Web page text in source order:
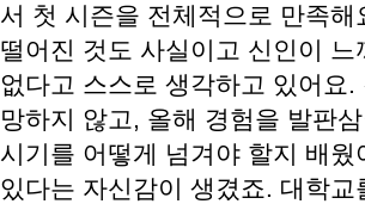
서 첫 시즌을 전체적으로 만족
떨어진 것도 사실이고 신인이
없다고 스스로 생각하고 있어요
망하지 않고, 올해 경험을 발판
시기를 어떻게 넘겨야 할지 배
있다는 자신감이 생겼죠. 대학